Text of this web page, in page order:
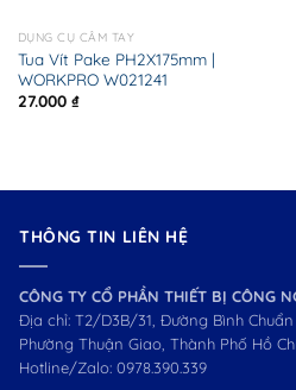
DỤNG CỤ CẦM TAY
Tua Vít Pake PH2X175mm |
WORKPRO W021241
27.000 ₫
THÔNG TIN LIÊN HỆ
CÔNG TY CỔ PHẦN THIẾT BỊ CÔNG
Địa chỉ: T2/D3B/31, Đường Bình
Phường Thuận Giao, Thành Phố Hồ
Hotline/Zalo: 0978.390.339